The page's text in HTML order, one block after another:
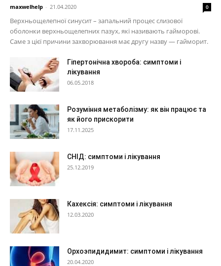
maxwelhelp - 21.04.2020 0
Верхньощелепної синусит – запальний процес слизової
оболонки верхньощелепних пазух, які називають гайморові.
Саме з цієї причини захворювання має другу назву — гайморит.
Гіпертонічна хвороба: симптоми і
лікування
06.05.2018
Розуміння метаболізму: як він працює та
як його прискорити
17.11.2025
СНІД: симптоми і лікування
25.12.2019
Кахексія: симптоми і лікування
12.03.2020
Орхоэпидидимит: симптоми і лікування
20.04.2020